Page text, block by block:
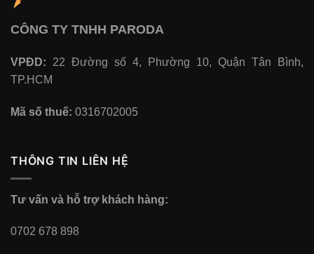
CÔNG TY TNHH PARODA
VPĐD: 22 Đường số 4, Phường 10, Quận Tân Bình,
TP.HCM
Mã số thuế: 0316702005
THÔNG TIN LIÊN HỆ
Tư vấn và hỗ trợ khách hàng:
0702 678 898